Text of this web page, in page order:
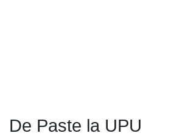
De Paste la UPU